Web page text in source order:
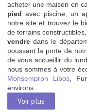
acheter une maison en
pied avec piscine, un
notre site et trouvez le
de terrains
vendre dans le
poussant la porte de
de vous accueillir du
nous sommes à votre
Monsempron Libos,
environs.
Voir plus